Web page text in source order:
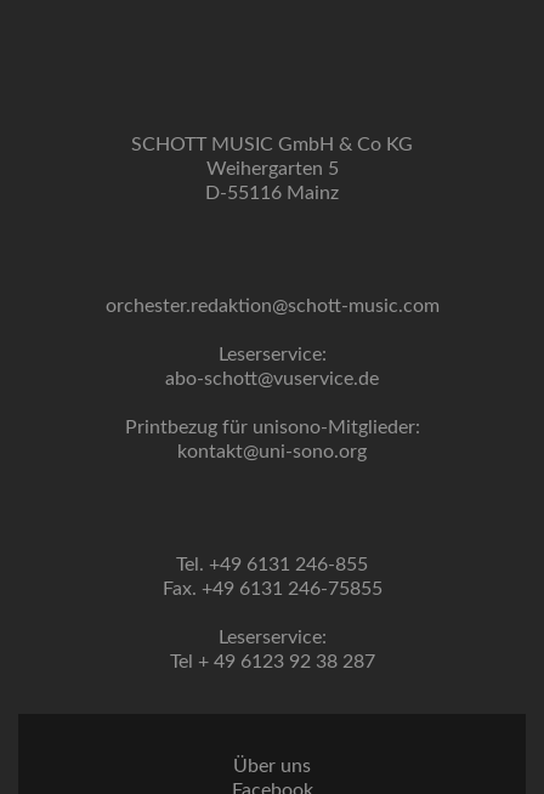
SCHOTT MUSIC GmbH & Co KG
Weihergarten 5
D-55116 Mainz
orchester.redaktion@schott-music.com
Leserservice:
abo-schott@vuservice.de
Printbezug für unisono-Mitglieder:
kontakt@uni-sono.org
Tel. +49 6131 246-855
Fax. +49 6131 246-75855
Leserservice:
Tel + 49 6123 92 38 287
Über uns